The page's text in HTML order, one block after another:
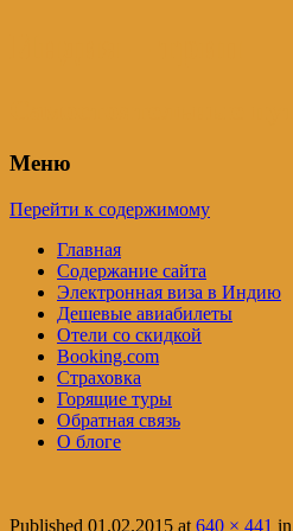
Меню
Перейти к содержимому
Главная
Содержание сайта
Электронная виза в Индию
Дешевые авиабилеты
Отели со скидкой
Booking.com
Страховка
Горящие туры
Обратная связь
О блоге
Published 01.02.2015 at640 × 441 in